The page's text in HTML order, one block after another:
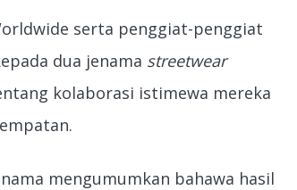
serta penggiat-penggiat
dua jenama streetwear
kolaborasi istimewa mereka
mengumumkan bahawa hasil